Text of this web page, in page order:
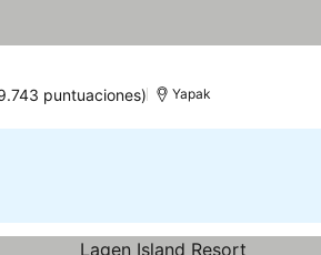
puntuaciones) Yapak